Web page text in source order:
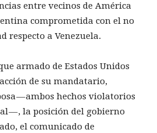
entre vecinos de América
comprometida con el no
respecto a Venezuela.
armado de Estados Unidos
de su mandatario,
— ambos hechos violatorios
— , la posición del gobierno
el comunicado de